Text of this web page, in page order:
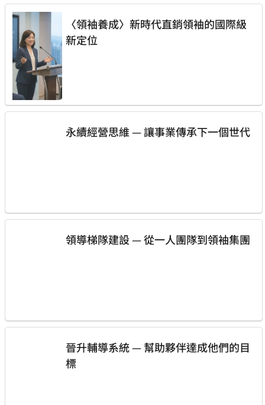
〈領袖養成〉新時代直銷領袖的國際級
新定位
永續經營思維 — 讓事業傳承下一個世代
領導梯隊建設 — 從一人團隊到領袖集團
晉升輔導系統 — 幫助夥伴達成他們的目
標